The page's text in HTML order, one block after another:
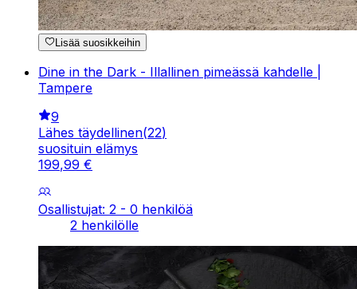
Lisää suosikkeihin
Dine in the Dark - Illallinen pimeässä kahdelle |
Tampere
9
Lähes täydellinen(22)
suosituin elämys
199,99 €
Osallistujat: 2 - 0 henkilöä
2 henkilölle